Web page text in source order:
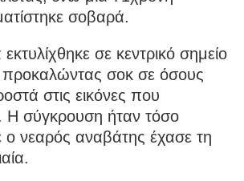
σοβαρά.
σε κεντρικό σημείο
προκαλώντας σοκ σε όσους
στις εικόνες που
Η σύγκρουση ήταν τόσο
νεαρός αναβάτης έχασε τη